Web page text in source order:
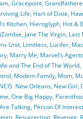
,Gracepoint,
Life, Hart of Dixie,
Kitchen, Hieroglyph, Hot &
iZombie,Jane The Virgin, Last
Unit, Limitless, Lucifer,
, Marry Me, Marvel’s
and The End of The World,
, Modern Family, Mom,
NCIS: New Orleans, New Girl,
,One Big Happy,
Talking, Person Of Interest